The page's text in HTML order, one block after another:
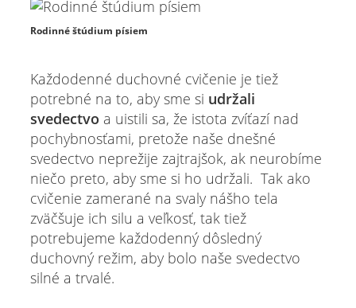
Rodinné štúdium písiem
Každodenné duchovné cvičenie je tiež
potrebné na to, aby sme si udržali
svedectvo a uistili sa, že istota zvíťazí nad
pochybnosťami, pretože naše dnešné
svedectvo neprežije zajtrajšok, ak neurobíme
niečo preto, aby sme si ho udržali. Tak ako
cvičenie zamerané na svaly nášho tela
zväčšuje ich silu a veľkosť, tak tiež
potrebujeme každodenný dôsledný
duchovný režim, aby bolo naše svedectvo
silné a trvalé.